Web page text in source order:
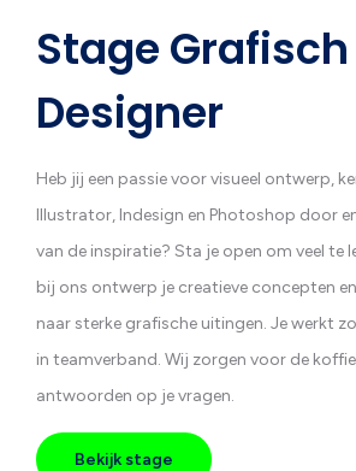
Stage Grafisch
Designer
Heb jij een passie voor visueel ontwerp,
Illustrator, Indesign en Photoshop door
van de inspiratie? Sta je open om veel te
bij ons ontwerp je creatieve concepten
naar sterke grafische uitingen. Je werkt
in teamverband. Wij zorgen voor de
antwoorden op je vragen.
Bekijk stage